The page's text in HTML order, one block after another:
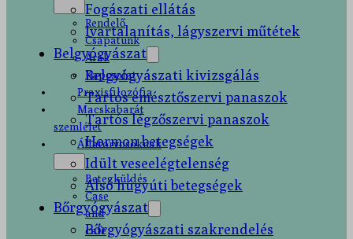
Rendelő
Csapatunk
Árak
Kapcsolat
Praxisfilozófia
Macskabarát
szemlélet
Állatorvosoknak
Betegküldés
Case
and
cafe
Fogászati ellátás
Ivartalanítás, lágyszervi műtétek
Belgyógyászat
Belgyógyászati kivizsgálás
Tartós emésztőszervi panaszok
Tartós légzőszervi panaszok
Hormon betegségek
Idült veseelégtelenség
Alsó húgyúti betegségek
Bőrgyógyászat
Bőrgyógyászati szakrendelés